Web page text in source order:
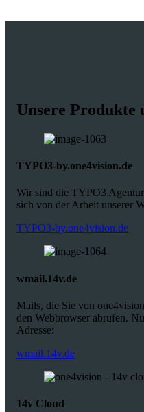
Unsere Produkte
TYPO3-by.one4vision.de
Wir sind die TYPO3
sich von der Arbeit unserer
TYPO3-by.one4vision.de
wmail.14v.de
Mails, die Sie von
den Webbrowser abrufen.
Adresse:
wmail.14v.de
14v Cloud